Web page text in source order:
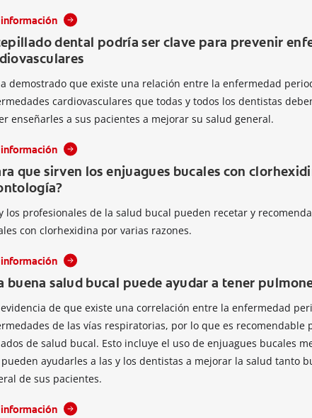
información
dental podría ser clave para prevenir
demostrado que existe una relación entre la enfermedad
cardiovasculares que todas y todos los dentistas
enseñarles a sus pacientes a mejorar su salud general.
información
que sirven los enjuagues bucales con
los profesionales de la salud bucal pueden recetar y
con clorhexidina por varias razones.
información
buena salud bucal puede ayudar a tener
evidencia de que existe una correlación entre la enfermedad
de las vías respiratorias, por lo que es recomendable
de salud bucal. Esto incluye el uso de enjuagues bucales
ayudarles a las y los dentistas a mejorar la salud tanto
de sus pacientes.
información